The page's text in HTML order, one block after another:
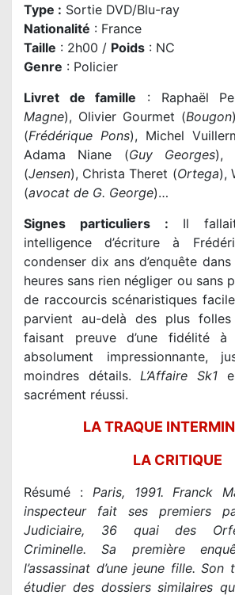
Type : Sortie DVD/Blu-ray
Nationalité : France
Taille : 2h00 / Poids : NC
Genre : Policier
Livret de famille : Raphaël
Magne), Olivier Gourmet (Bougon
(Frédérique Pons), Michel
Adama Niane (Guy Georges),
(Jensen), Christa Theret (Ortega),
(avocat de G. George)…
Signes particuliers : Il
intelligence d’écriture à
condenser dix ans d’enquête
heures sans rien négliger ou sans
de raccourcis scénaristiques
parvient au-delà des plus folles
faisant preuve d’une fidélité à
absolument impressionnante,
moindres détails.L’Affaire Sk1
sacrément réussi.
LA TRAQUE
LA CRITIQUE
Résumé : Paris, 1991. Franck
inspecteur fait ses premiers
Judiciaire, 36 quai des
Criminelle. Sa première
l’assassinat d’une jeune fille. Son
étudier des dossiers similaires